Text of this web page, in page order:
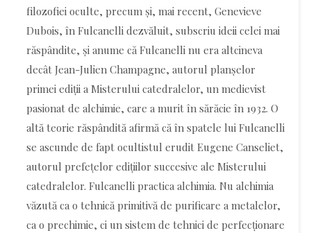
filozofiei oculte, precum și, mai recent, Genevieve
Dubois, în Fulcanelli dezvăluit, subscriu ideii celei mai
răspândite, și anume că Fulcanelli nu era altcineva
decât Jean-Julien Champagne, autorul planșelor
primei ediții a Misterului catedralelor, un medievist
pasionat de alchimie, care a murit în sărăcie în 1932. O
altă teorie răspândită afirmă că în spatele lui Fulcanelli
se ascunde de fapt ocultistul erudit Eugene Canseliet,
autorul prefețelor edițiilor succesive ale Misterului
catedralelor. Fulcanelli practica alchimia. Nu alchimia
văzută ca o tehnică primitivă de purificare a metalelor,
ca o prechimie, ci un sistem de tehnici de perfecționare